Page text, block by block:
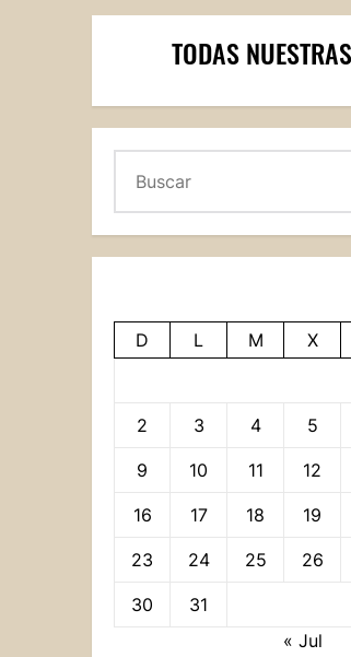
TODAS
D L M X
2 3 4 5
9 10 11 12
16 17 18 19
23 24 25 26
30
31
« Jul